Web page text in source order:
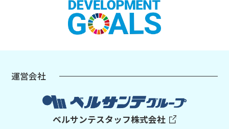
運営会社
ベルサンテスタッフ株式会社